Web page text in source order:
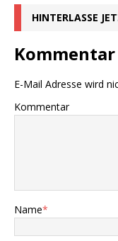
HINTERLASSE
E-Mail Adresse wird
Kommentar
Name*